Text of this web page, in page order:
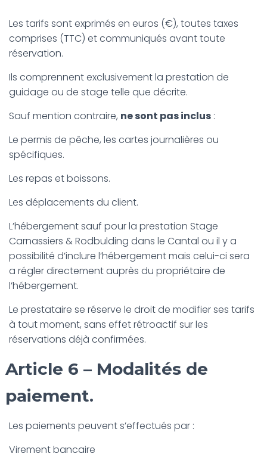
Les tarifs sont exprimés en euros (€), toutes taxes
comprises (TTC) et communiqués avant toute
réservation.
Ils comprennent exclusivement la prestation de
guidage ou de stage telle que décrite.
Sauf mention contraire, ne sont pas inclus :
Le permis de pêche, les cartes journalières ou
spécifiques.
Les repas et boissons.
Les déplacements du client.
L’hébergement sauf pour la prestation Stage
Carnassiers & Rodbulding dans le Cantal ou il y a
possibilité d’inclure l’hébergement mais celui-ci sera
a régler directement auprès du propriétaire de
l’hébergement.
Le prestataire se réserve le droit de modifier ses tarifs
à tout moment, sans effet rétroactif sur les
réservations déjà confirmées.
Article 6 – Modalités de
paiement.
Les paiements peuvent s’effectués par :
Virement bancaire